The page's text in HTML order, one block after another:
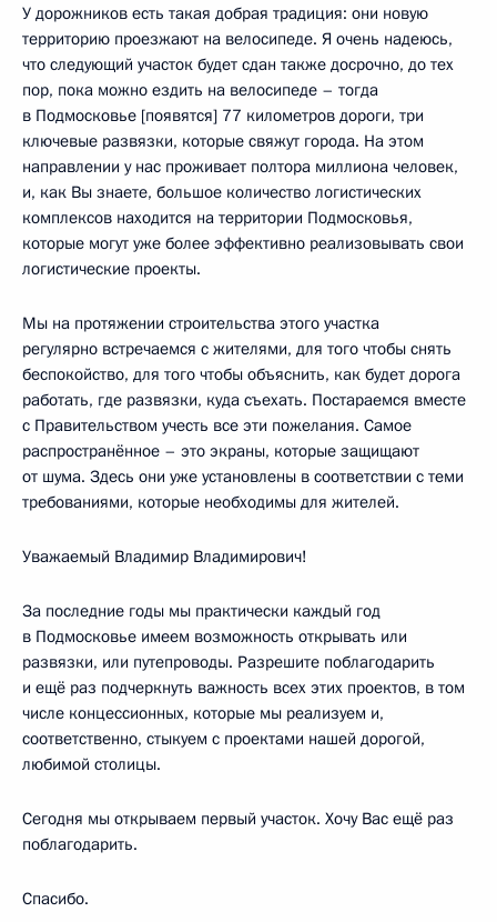
У дорожников есть такая добрая традиция: они новую
территорию проезжают на велосипеде. Я очень надеюсь,
что следующий участок будет сдан также досрочно, до тех
пор, пока можно ездить на велосипеде – тогда
в Подмосковье [появятся] 77 километров дороги, три
ключевые развязки, которые свяжут города. На этом
направлении у нас проживает полтора миллиона человек,
и, как Вы знаете, большое количество логистических
комплексов находится на территории Подмосковья,
которые могут уже более эффективно реализовывать свои
логистические проекты.
Мы на протяжении строительства этого участка
регулярно встречаемся с жителями, для того чтобы снять
беспокойство, для того чтобы объяснить, как будет дорога
работать, где развязки, куда съехать. Постараемся вместе
с Правительством учесть все эти пожелания. Самое
распространённое – это экраны, которые защищают
от шума. Здесь они уже установлены в соответствии с теми
требованиями, которые необходимы для жителей.
Уважаемый Владимир Владимирович!
За последние годы мы практически каждый год
в Подмосковье имеем возможность открывать или
развязки, или путепроводы. Разрешите поблагодарить
и ещё раз подчеркнуть важность всех этих проектов, в том
числе концессионных, которые мы реализуем и,
соответственно, стыкуем с проектами нашей дорогой,
любимой столицы.
Сегодня мы открываем первый участок. Хочу Вас ещё раз
поблагодарить.
Спасибо.